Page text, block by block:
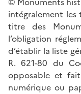
intégralement les
titre des
l’obligation
d’établir la liste
R. 621-80 du
opposable et
numérique ou